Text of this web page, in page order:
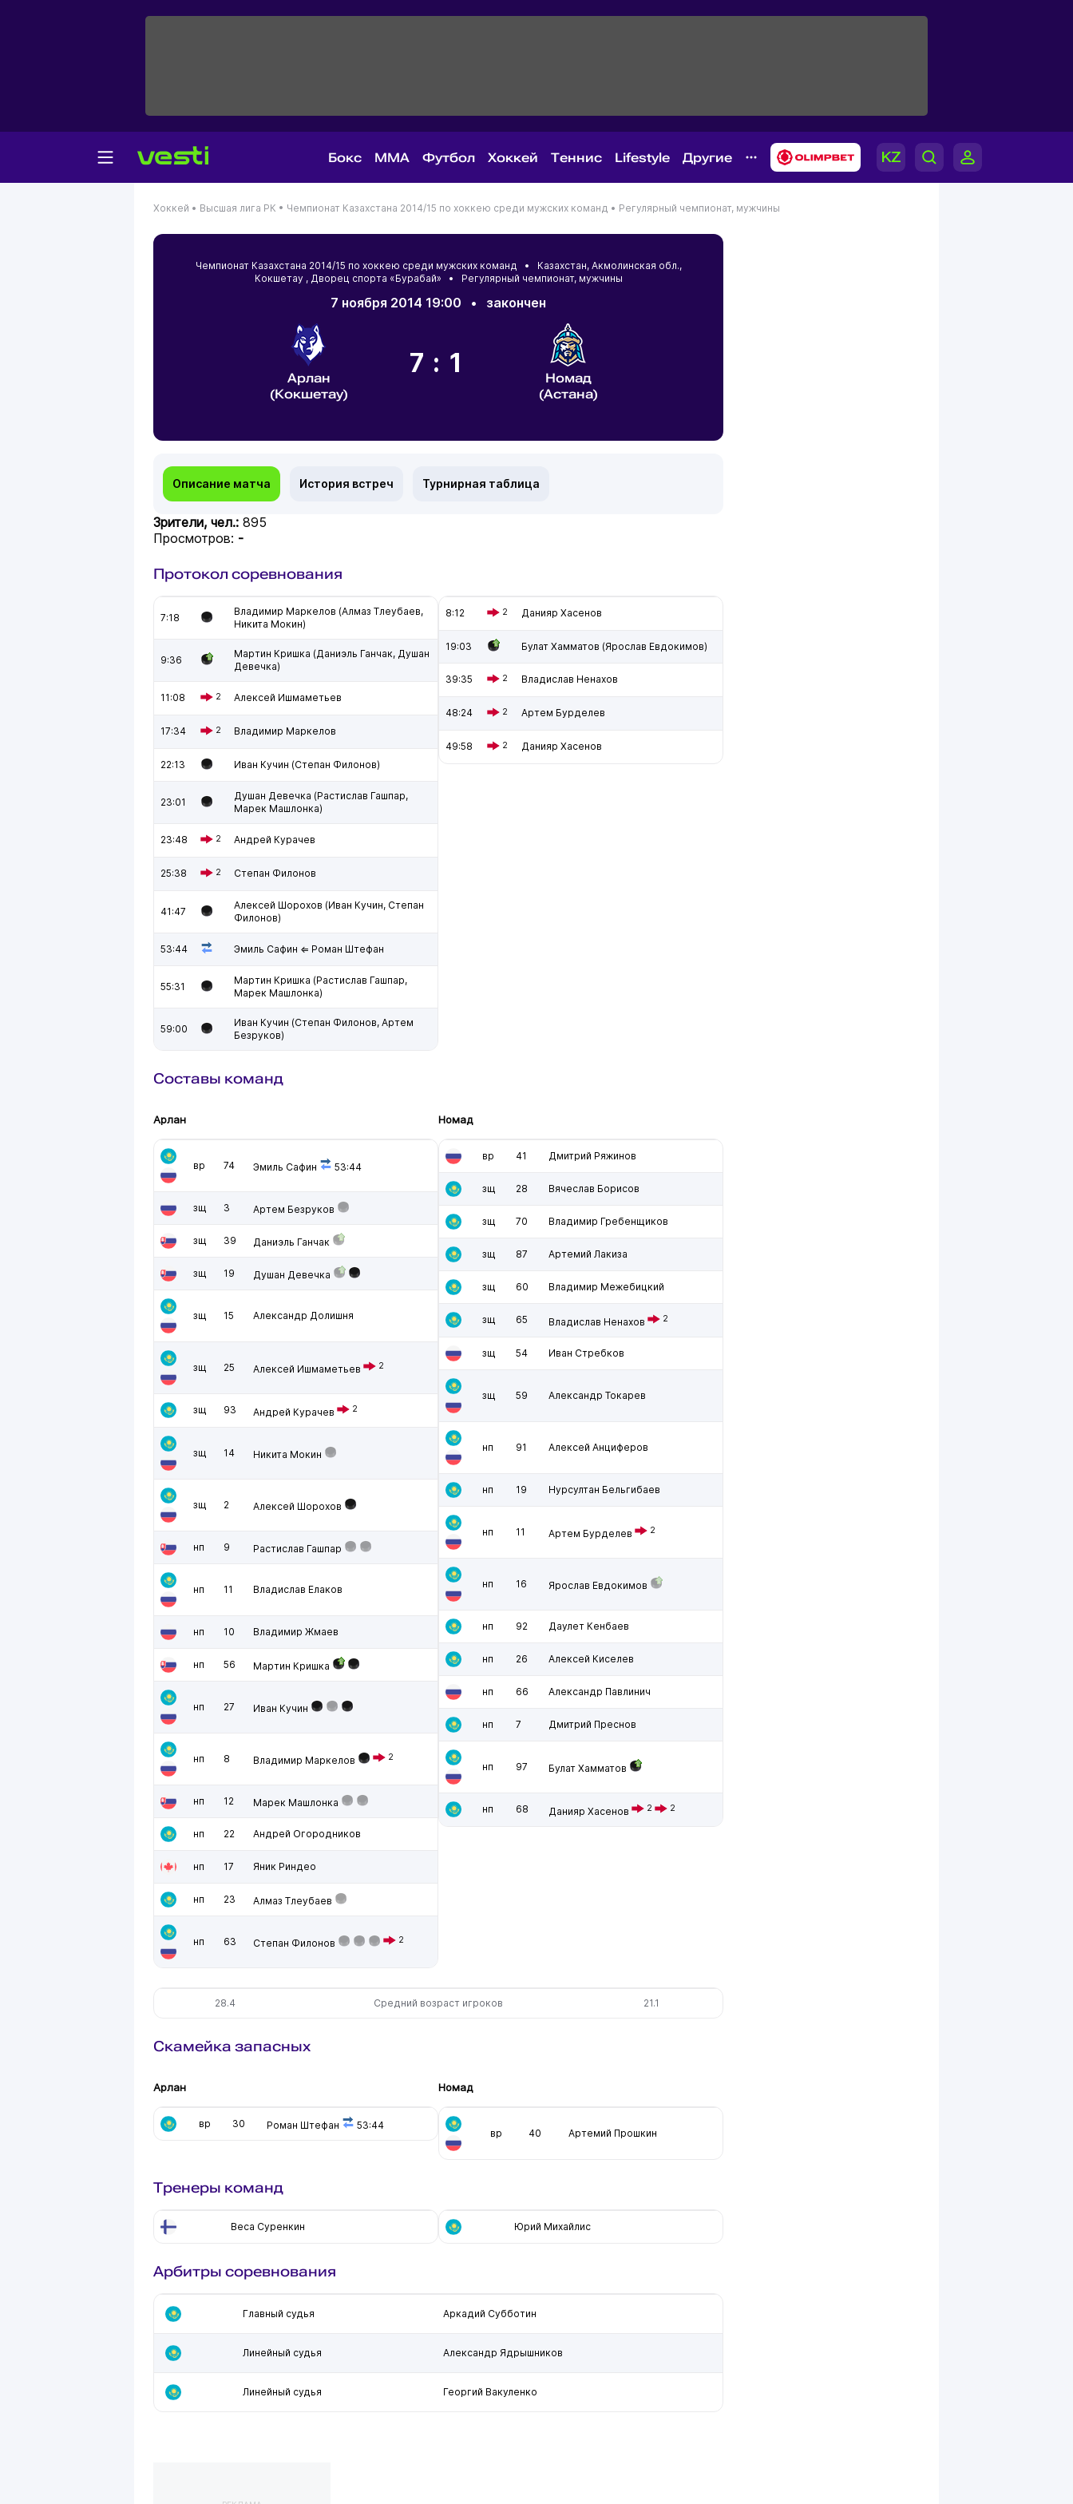
Бокс MMA Футбол Хоккей Теннис Lifestyle Другие
Хоккей • Высшая лига РК • Чемпионат Казахстана 2014/15 по хоккею среди мужских команд • Регулярный чемпионат, мужчины
Чемпионат Казахстана 2014/15 по хоккею среди мужских команд • Казахстан, Акмолинская обл.,
Кокшетау, Дворец спорта «Бурабай» • Регулярный чемпионат, мужчины
7 ноября 2014 19:00 • закончен
Арлан
(Кокшетау)
7:1
Номад
(Астана)
Описание матча История встреч Турнирная таблица
Зрители, чел.: 895
Просмотров: -
Протокол соревнования
7:18
Владимир Маркелов (Алмаз Тлеубаев,
Никита Мокин)
9:36
Мартин Кришка (Даниэль Ганчак, Душан
Девечка)
11:08 2 Алексей Ишмаметьев
17:34 2 Владимир Маркелов
22:13 Иван Кучин (Степан Филонов)
23:01
Душан Девечка (Растислав Гашпар,
Марек Машлонка)
23:48 2 Андрей Курачев
25:38 2 Степан Филонов
41:47
Алексей Шорохов (Иван Кучин, Степан
Филонов)
53:44 Эмиль Сафин ⇐ Роман Штефан
55:31
Мартин Кришка (Растислав Гашпар,
Марек Машлонка)
59:00
Иван Кучин (Степан Филонов, Артем
Безруков)
8:12 2 Данияр Хасенов
19:03 Булат Хамматов (Ярослав Евдокимов)
39:35 2 Владислав Ненахов
48:24 2 Артем Бурделев
49:58 2 Данияр Хасенов
Составы команд
Арлан
вр 74 Эмиль Сафин 53:44
зщ 3 Артем Безруков
зщ 39 Даниэль Ганчак
зщ 19 Душан Девечка
зщ 15 Александр Долишня
зщ 25 Алексей Ишмаметьев 2
зщ 93 Андрей Курачев 2
зщ 14 Никита Мокин
зщ 2 Алексей Шорохов
нп 9 Растислав Гашпар
нп 11 Владислав Елаков
нп 10 Владимир Жмаев
нп 56 Мартин Кришка
нп 27 Иван Кучин
нп 8 Владимир Маркелов 2
нп 12 Марек Машлонка
нп 22 Андрей Огородников
нп 17 Яник Риндео
нп 23 Алмаз Тлеубаев
нп 63 Степан Филонов 2
Номад
вр 41 Дмитрий Ряжинов
зщ 28 Вячеслав Борисов
зщ 70 Владимир Гребенщиков
зщ 87 Артемий Лакиза
зщ 60 Владимир Межебицкий
зщ 65 Владислав Ненахов 2
зщ 54 Иван Стребков
зщ 59 Александр Токарев
нп 91 Алексей Анциферов
нп 19 Нурсултан Бельгибаев
нп 11 Артем Бурделев 2
нп 16 Ярослав Евдокимов
нп 92 Даулет Кенбаев
нп 26 Алексей Киселев
нп 66 Александр Павлинич
нп 7 Дмитрий Преснов
нп 97 Булат Хамматов
нп 68 Данияр Хасенов 2 2
28.4 Средний возраст игроков 21.1
Скамейка запасных
Арлан
вр 30 Роман Штефан 53:44
Номад
вр 40 Артемий Прошкин
Тренеры команд
Веса Суренкин Юрий Михайлис
Арбитры соревнования
Главный судья Аркадий Субботин
Линейный судья Александр Ядрышников
Линейный судья Георгий Вакуленко